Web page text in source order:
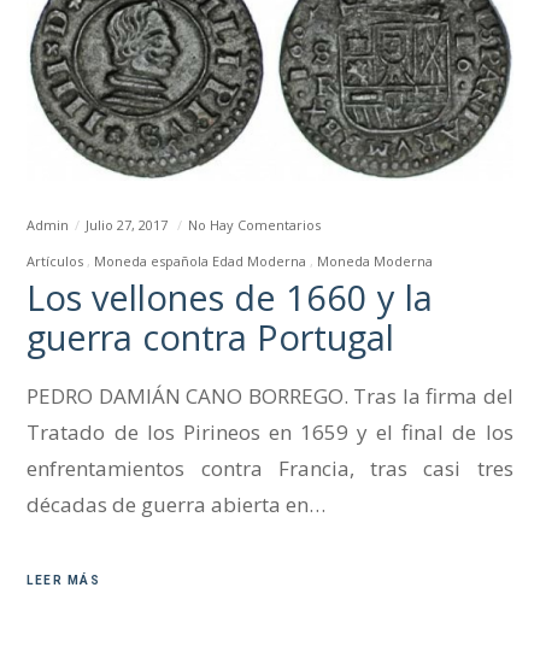
Admin Julio 27, 2017
No Hay Comentarios
Artículos
Moneda española Edad Moderna Moneda Moderna
Los vellones de 1660 y la
guerra contra Portugal
PEDRO DAMIÁN CANO BORREGO. Tras la firma del
Tratado de los Pirineos en 1659 y el final de los
enfrentamientos contra Francia, tras casi tres
décadas de guerra abierta en…
LEER MÁS